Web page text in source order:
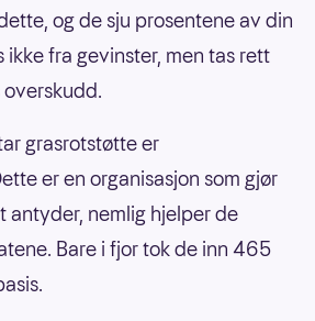
og de sju prosentene av din
ikke fra gevinster, men tas rett
grasrotstøtte er
er en organisasjon som gjør
antyder, nemlig hjelper de
Bare i fjor tok de inn 465